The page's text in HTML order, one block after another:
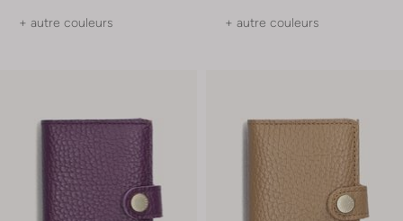
+ autre couleurs + autre couleurs